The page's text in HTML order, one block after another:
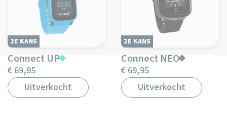
2E KANS
Connect UP
€ 69,95
Uitverkocht
2E KANS
Connect NEO
€ 69,95
Uitverkocht